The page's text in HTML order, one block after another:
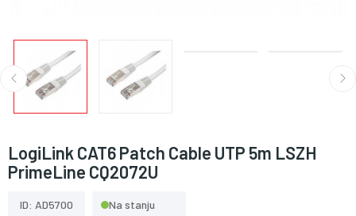
LogiLink CAT6 Patch Cable UTP 5m LSZH
PrimeLine CQ2072U
ID: AD5700 Na stanju